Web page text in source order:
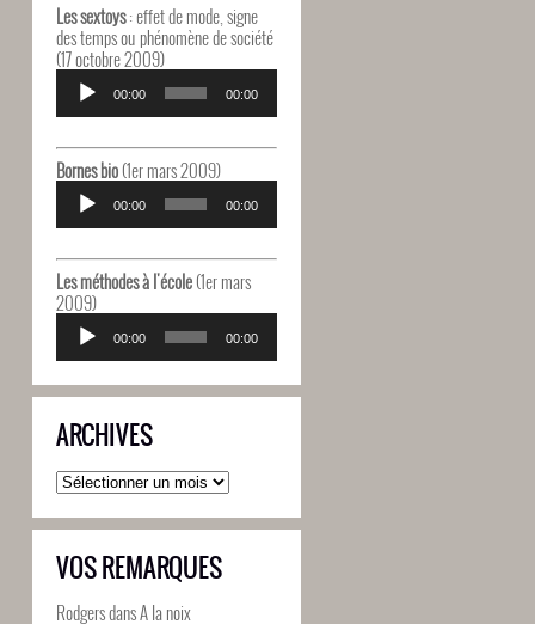
Les sextoys: effet de mode, signe
des temps ou phénomène de société
(17 octobre 2009)
Lecteur
audio
00:00 00:00
Bornes bio(1er mars 2009)
Lecteur
audio
00:00 00:00
Les méthodes à l'école(1er mars
2009)
Lecteur
audio
00:00 00:00
ARCHIVES
Archives
VOS REMARQUES
RodgersdansA la noix